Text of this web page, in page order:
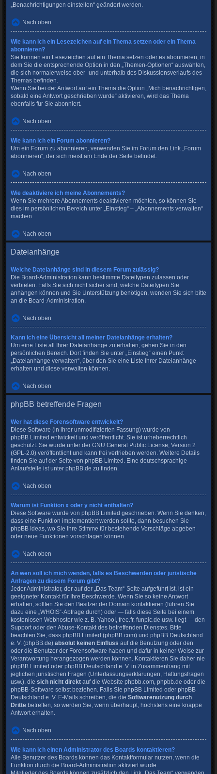
„Benachrichtigungen einstellen“ geändert werden.
Nach oben
Wie kann ich ein Lesezeichen auf ein Thema setzen oder ein Thema
abonnieren?
Sie können ein Lesezeichen auf ein Thema setzen oder es abonnieren, in
dem Sie die entsprechende Option in den „Themen-Optionen“ auswählen,
die sich normalerweise ober- und unterhalb des Diskussionsverlaufs des
Themas befinden.
Wenn Sie bei der Antwort auf ein Thema die Option „Mich benachrichtigen,
sobald eine Antwort geschrieben wurde“ aktivieren, wird das Thema
ebenfalls für Sie abonniert.
Nach oben
Wie kann ich ein Forum abonnieren?
Um ein Forum zu abonnieren, verwenden Sie im Forum den Link „Forum
abonnieren“, der sich meist am Ende der Seite befindet.
Nach oben
Wie deaktiviere ich meine Abonnements?
Wenn Sie mehrere Abonnements deaktivieren möchten, so können Sie
dies im persönlichen Bereich unter „Einstieg“ – „Abonnements verwalten“
machen.
Nach oben
Dateianhänge
Welche Dateianhänge sind in diesem Forum zulässig?
Die Board-Administration kann bestimmte Dateitypen zulassen oder
verbieten. Falls Sie sich nicht sicher sind, welche Dateitypen Sie
anhängen können und Sie Unterstützung benötigen, wenden Sie sich bitte
an die Board-Administration.
Nach oben
Kann ich eine Übersicht all meiner Dateianhänge erhalten?
Um eine Liste all Ihrer Dateianhänge zu erhalten, gehen Sie in den
persönlichen Bereich. Dort finden Sie unter „Einstieg“ einen Punkt
„Dateianhänge verwalten“, über den Sie eine Liste Ihrer Dateianhänge
erhalten und diese verwalten können.
Nach oben
phpBB betreffende Fragen
Wer hat diese Forensoftware entwickelt?
Diese Software (in ihrer unmodifizierten Fassung) wurde von
phpBB Limited entwickelt und veröffentlicht. Sie ist urheberrechtlich
geschützt. Sie wurde unter der GNU General Public License, Version 2
(GPL-2.0) veröffentlicht und kann frei vertrieben werden. Weitere Details
finden Sie auf der Seite von phpBB Limited . Eine deutschsprachige
Anlaufstelle ist unter phpBB.de zu finden.
Nach oben
Warum ist Funktion x oder y nicht enthalten?
Diese Software wurde von phpBB Limited geschrieben. Wenn Sie denken,
dass eine Funktion implementiert werden sollte, dann besuchen Sie
phpBB Ideas, wo Sie Ihre Stimme für bestehende Vorschläge abgeben
oder neue Funktionen vorschlagen können.
Nach oben
An wen soll ich mich wenden, falls es Beschwerden oder juristische
Anfragen zu diesem Forum gibt?
Jeder Administrator, der auf der „Das Team“-Seite aufgeführt ist, ist ein
geeigneter Kontakt für Ihre Beschwerde. Wenn Sie so keine Antwort
erhalten, sollten Sie den Besitzer der Domain kontaktieren (führen Sie
dazu eine „WHOIS“-Abfrage durch) oder — falls diese Seite bei einem
kostenlosen Webhoster wie z. B. Yahoo!, free.fr, funpic.de usw. liegt — den
Support oder den Abuse-Kontakt des betreffenden Dienstes. Bitte
beachten Sie, dass phpBB Limited (phpBB.com) und phpBB Deutschland
e. V. (phpBB.de) absolut keinen Einfluss auf die Benutzung oder den
oder die Benutzer der Forensoftware haben und dafür in keiner Weise zur
Verantwortung herangezogen werden können. Kontaktieren Sie daher nie
phpBB Limited oder phpBB Deutschland e. V. in Zusammenhang mit
jeglichen juristischen Fragen (Unterlassungserklärungen, Haftungsfragen
usw.), die sich nicht direkt auf die Website phpbb.com, phpbb.de oder die
phpBB-Software selbst beziehen. Falls Sie phpBB Limited oder phpBB
Deutschland e. V. E-Mails schreiben, die die Softwarenutzung durch
Dritte betreffen, so werden Sie, wenn überhaupt, höchstens eine knappe
Antwort erhalten.
Nach oben
Wie kann ich einen Administrator des Boards kontaktieren?
Alle Benutzer des Boards können das Kontaktformular nutzen, wenn die
Funktion durch die Board-Administration aktiviert wurde.